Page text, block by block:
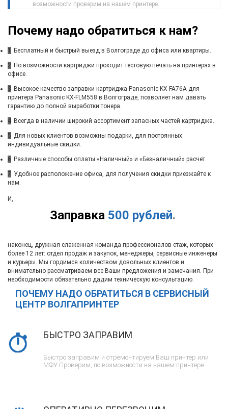
возможности проверим на нашем принтере.
Почему надо обратиться к нам?
1 Бесплатный и быстрый выезд в Волгограде до офиса или квартиры.
2 По возможности картриджи проходит тестовую печать на принтерах в
офисе.
3 Высокое качество заправки картриджа Panasonic KX-FA76A для
принтера Panasonic KX-FLM558 в Волгограде, позволяет нам давать
гарантию до полной выработки тонера.
4 Всегда в наличии широкий ассортимент запасных частей картриджа.
5 Для новых клиентов возможны подарки, для постоянных
индивидуальные скидки.
6 Различные способы оплаты «Наличный» и «Безналичный» расчет.
7 Удобное расположение офиса, для получения скидки приезжайте к
нам.
Заправка 500 рублей.
И,
наконец, дружная слаженная команда профессионалов стаж, которых
более 12 лет: отдел продаж и закупок, менеджеры, сервисные инженеры
и курьеры. Мы гордимся количеством довольных клиентов и
внимательно рассматриваем все Ваши предложения и замечания. При
необходимости обязательно дадим техническую консультацию.
ПОЧЕМУ НАДО ОБРАТИТЬСЯ В СЕРВИСНЫЙ
ЦЕНТР ВОЛГАПРИНТЕР
БЫСТРО ЗАПРАВИМ
Быстро заправим и отремонтируем Ваш принтер или
МФУ. Проверим, по возможности на нашем принтере.